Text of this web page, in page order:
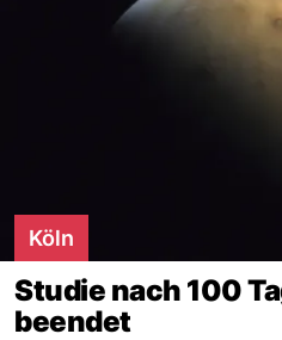
Köln
Studie nach 100
beendet